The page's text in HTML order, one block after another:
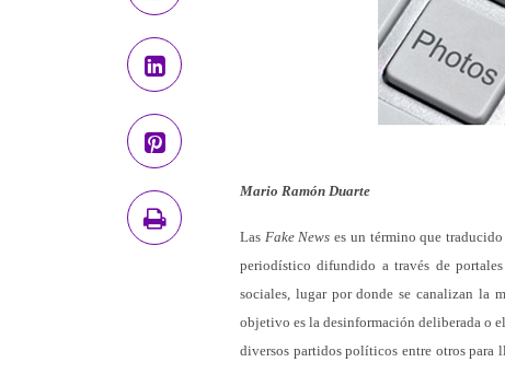
Mario Ramón Duarte
Las Fake News es un término que
periodístico difundido a través de
sociales, lugar por donde se canalizan la
objetivo es la desinformación deliberada o
diversos partidos políticos entre otros para